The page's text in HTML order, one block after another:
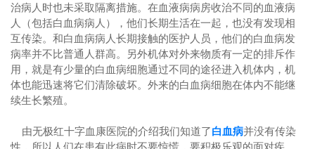
治病人时也未采取隔离措施。在血液病病房收治不同的血液病
人（包括白血病病人），他们长期生活在一起，也没有发现相
互传染。和白血病病人长期接触的医护人员，他们的白血病发
病率并不比普通人群高。另外机体对外来物质有一定的排斥作
用，就是有少量的白血病细胞通过不同的途径进入机体内，机
体也能迅速将它们清除破坏。外来的白血病细胞在体内不能继
续生长繁殖。
由无极红十字血康医院的介绍我们知道了白血病并没有传染
性，所以人们在患有此病时不要惊慌，要积极乐观的面对疾